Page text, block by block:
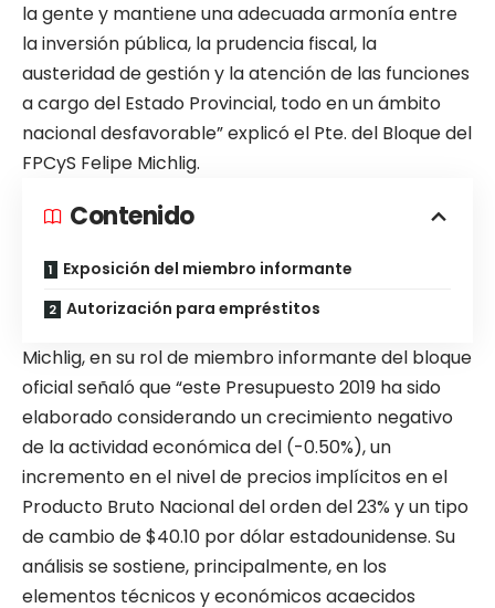
la gente y mantiene una adecuada armonía entre
la inversión pública, la prudencia fiscal, la
austeridad de gestión y la atención de las funciones
a cargo del Estado Provincial, todo en un ámbito
nacional desfavorable” explicó el Pte. del Bloque del
FPCyS Felipe Michlig.
Contenido
Exposición del miembro informante
Autorización para empréstitos
Michlig, en su rol de miembro informante del bloque
oficial señaló que “este Presupuesto 2019 ha sido
elaborado considerando un crecimiento negativo
de la actividad económica del (-0.50%), un
incremento en el nivel de precios implícitos en el
Producto Bruto Nacional del orden del 23% y un tipo
de cambio de $40.10 por dólar estadounidense. Su
análisis se sostiene, principalmente, en los
elementos técnicos y económicos acaecidos